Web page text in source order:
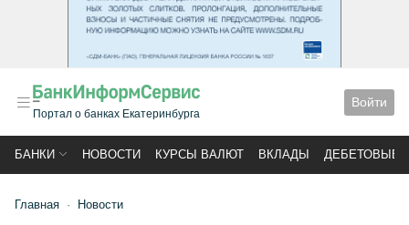
Портал о банках Екатеринбурга
Войти
БАНКИ НОВОСТИ КУРСЫ ВАЛЮТ ВКЛАДЫ ДЕБЕТОВЫЕ
Главная Новости